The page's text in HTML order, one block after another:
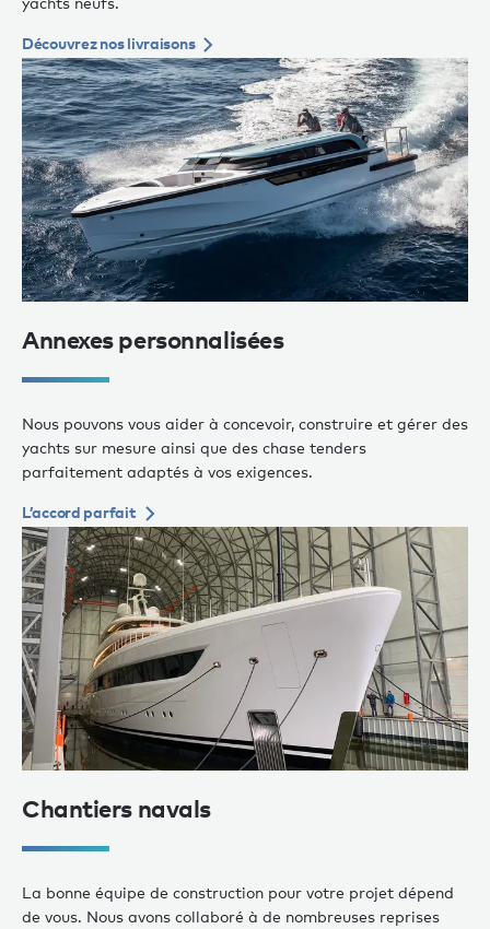
Découvrez nos livraisons
Annexes personnalisées
Nous pouvons vous aider à concevoir, construire et gérer des
yachts sur mesure ainsi que des chase tenders
parfaitement adaptés à vos exigences.
L’accord parfait
Chantiers navals
La bonne équipe de construction pour votre projet dépend
de vous. Nous avons collaboré à de nombreuses reprises